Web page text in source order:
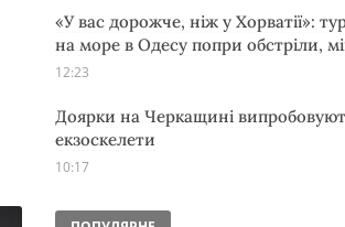
«У вас дорожче, ніж у Хорватії»:
на море в Одесу попри обстріли,
12:23
Доярки на Черкащині
екзоскелети
10:17